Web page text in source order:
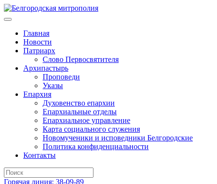
Главная
Новости
Патриарх
Слово Первосвятителя
Архипастырь
Проповеди
Указы
Епархия
Духовенство епархии
Епархиальные отделы
Епархиальное управление
Карта социального служения
Новомученики и исповедники Белгородские
Политика конфиденциальности
Контакты
Горячая линия: 38-09-89